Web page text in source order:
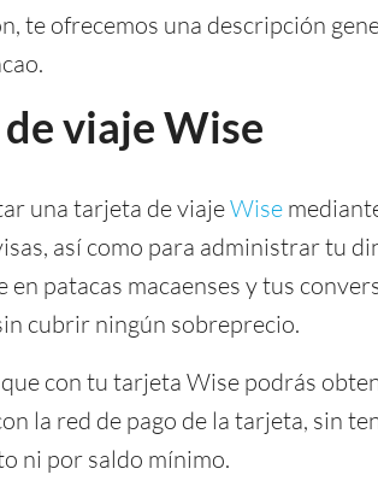
te ofrecemos una descripción
viaje Wise
una tarjeta de viajeWise
así como para administrar tu
en patacas macaenses y tus
cubrir ningún sobreprecio.
con tu tarjeta Wise podrás
la red de pago de la tarjeta, sin
ni por saldo mínimo.